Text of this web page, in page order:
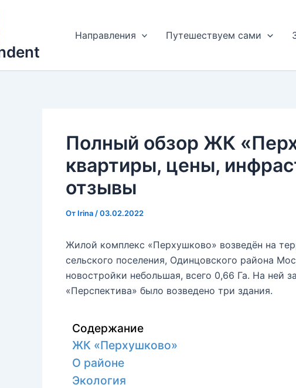
Направления Путешествуем сами
Полный обзор ЖК
квартиры, цены,
отзывы
От Irina /03.02.2022
Жилой комплекс «Перхушково» возведён на
сельского поселения, Одинцовского района
новостройки небольшая, всего 0,66 Га. На ней
«Перспектива» было возведено три здания.
Содержание
ЖК «Перхушково»
О районе
Экология